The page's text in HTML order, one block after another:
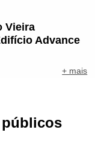
Vieira
Advance
+ mais